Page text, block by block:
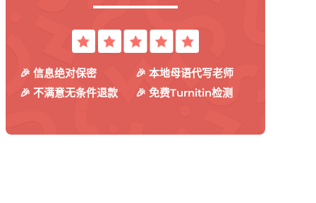
🎉 信息绝对保密
🎉 本地母语代写老师
🎉 不满意无条件退款
🎉 免费Turnitin检测